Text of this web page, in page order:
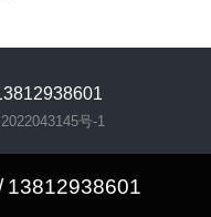
号-1
13812938601